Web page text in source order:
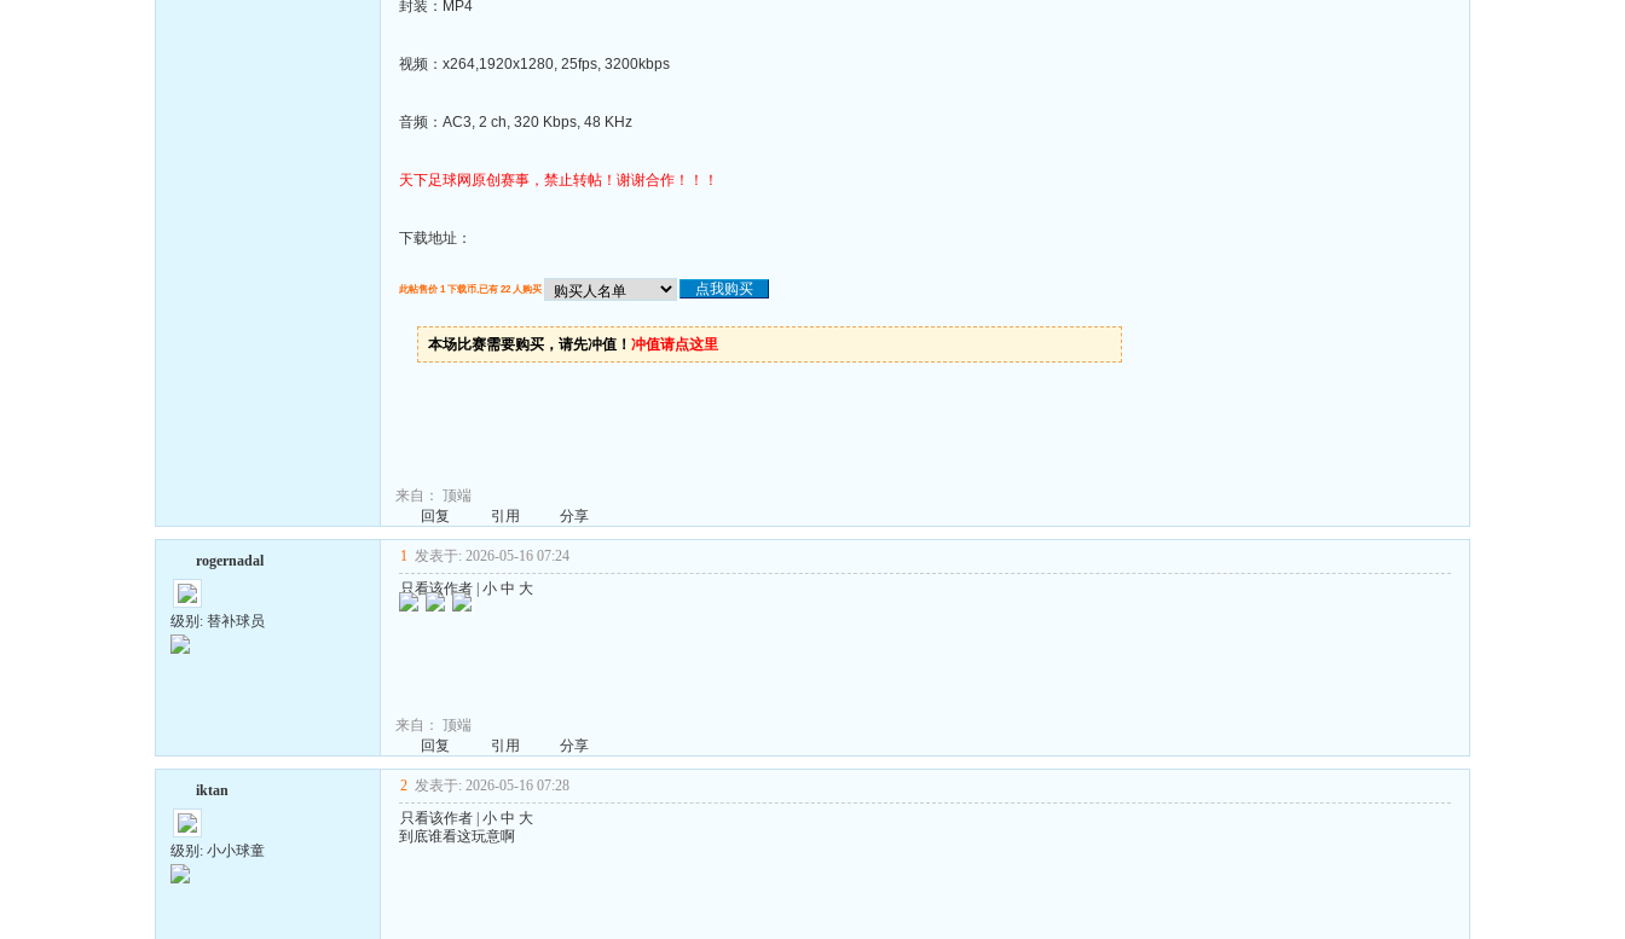
封装：MP4
视频：x264,1920x1280, 25fps, 3200kbps
音频：AC3, 2 ch, 320 Kbps, 48 KHz
天下足球网原创赛事，禁止转帖！谢谢合作！！！
下载地址：
此帖售价 1 下载币,已有 22 人购买
本场比赛需要购买，请先冲值！ 冲值请点这里
来自： 顶端
回复
引用 分享
rogernadal
级别: 替补球员
1 发表于: 2026-05-16 07:24
只看该作者| 小 中 大
来自： 顶端
回复
引用 分享
iktan
级别: 小小球童
2 发表于: 2026-05-16 07:28
只看该作者| 小 中 大
到底谁看这玩意啊